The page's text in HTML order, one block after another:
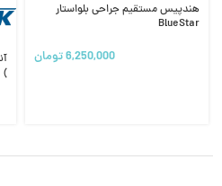
هندپیس مستقیم جراحی بلواستار
BlueStar
6,250,000تومان
)